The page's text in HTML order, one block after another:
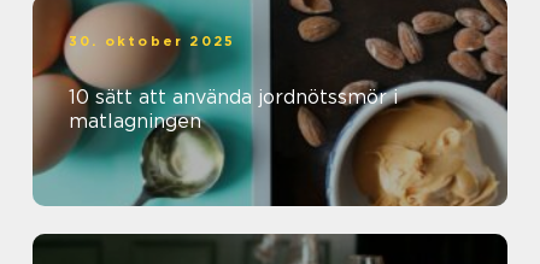
30. oktober 2025
10 sätt att använda jordnötssmör i
matlagningen